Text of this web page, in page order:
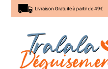
Livraison Gratuite à partir de 49€